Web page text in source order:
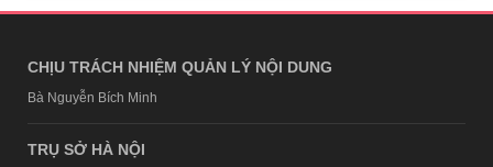
CHỊU TRÁCH NHIỆM QUẢN LÝ NỘI DUNG
Bà Nguyễn Bích Minh
TRỤ SỞ HÀ NỘI